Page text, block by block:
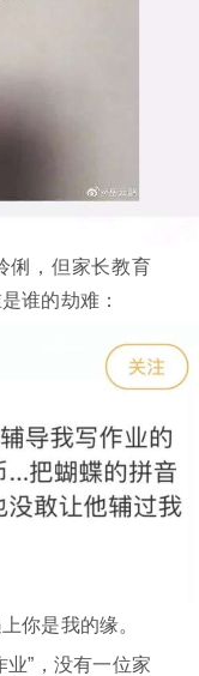
俐，但家长教育
谁的劫难：
你是我的缘。
”，没有一位家